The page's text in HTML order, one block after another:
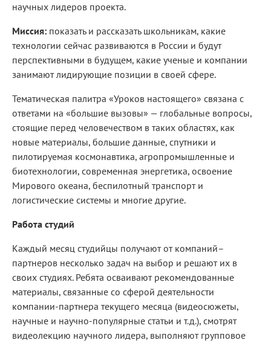
научных лидеров проекта.
Миссия: показать и рассказать школьникам, какие
технологии сейчас развиваются в России и будут
перспективными в будущем, какие ученые и компании
занимают лидирующие позиции в своей сфере.
Тематическая палитра «Уроков настоящего» связана с
ответами на «большие вызовы» — глобальные вопросы,
стоящие перед человечеством в таких областях, как
новые материалы, большие данные, спутники и
пилотируемая космонавтика, агропромышленные и
биотехнологии, современная энергетика, освоение
Мирового океана, беспилотный транспорт и
логистические системы и многие другие.
Работа студий
Каждый месяц студийцы получают от компаний–
партнеров несколько задач на выбор и решают их в
своих студиях. Ребята осваивают рекомендованные
материалы, связанные со сферой деятельности
компании-партнера текущего месяца (видеосюжеты,
научные и научно-популярные статьи и т.д.), смотрят
видеолекцию научного лидера, выполняют групповое